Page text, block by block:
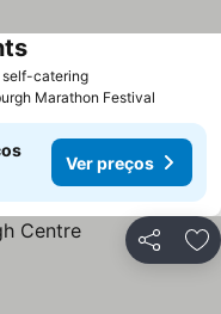
self-catering
Marathon Festival
Ver preços
Partilhar